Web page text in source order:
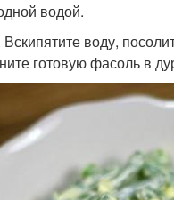
водой.
воду,
готовую фасоль в